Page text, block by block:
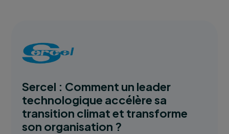
Sercel : Comment un leader
technologique accélère sa
transition climat et transforme
son organisation ?